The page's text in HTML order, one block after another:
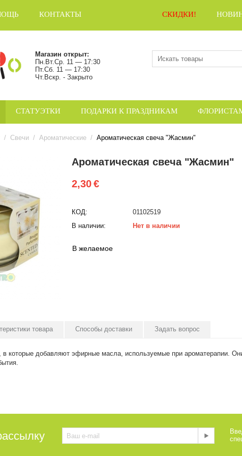
КОНТАКТЫ СКИДКИ!
Магазин открыт:
Пн.Вт.Ср. 11 — 17:30
Пт.Сб. 11 — 17:30
Чт.Вскр. - Закрыто
СТАТУЭТКИ ПОДАРКИ К ПРАЗДНИКАМ
/ Свечи / Ароматические / Ароматическая свеча "Жасмин"
Ароматическая свеча "Жасмин"
2,30€
КОД:
01102519
В наличии:
Нет в наличии
В желаемое
товара Способы доставки Задать вопрос
которые добавляют эфирные масла, используемые при ароматерапии.